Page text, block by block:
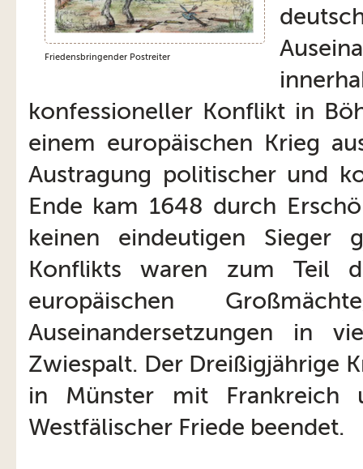
Friedensbringender Postreiter
konfessioneller Konflikt in
einem europäischen Krieg
Austragung politischer und
Ende kam 1648 durch
keinen eindeutigen Sieger
Konflikts waren zum Teil
europäischen
Auseinandersetzungen in
Zwiespalt. Der Dreißigjährige
in Münster mit Frankreich
Westfälischer Friede beendet.